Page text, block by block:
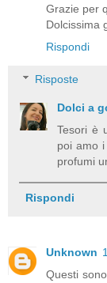
Grazie per
Dolcissima
Rispondi
Risposte
Dolci a
Tesori è
poi amo
profumi
Rispondi
Unknown
Questi